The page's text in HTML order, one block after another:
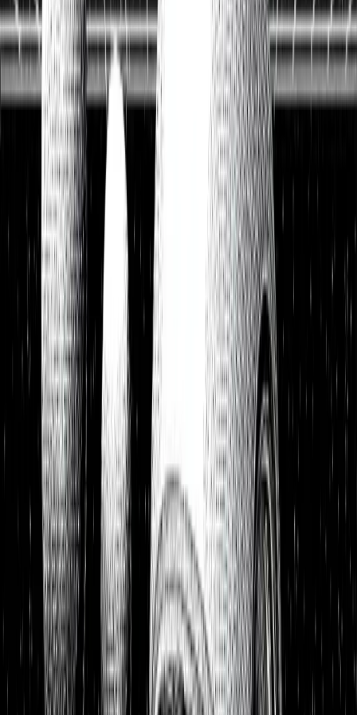
Data API entdecken
Watchlist
Portfolios
1:1 Begleitung
Über uns
Einloggen
Kostenlos testen
Watchlist Unsere Top-Picks zum Kauf
Portfolios
26,8 % p.a. seit 2018
Finanzielle Freiheit26,8 % p.a. Dividendendepot18,6 % p.a.
1:1 Begleitung
Über uns
7 Tage kostenlos testen